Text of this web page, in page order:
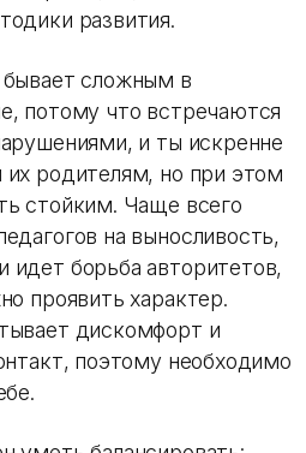
развития.
сложным в
потому что встречаются
и ты искренне
родителям, но при этом
стойким. Чаще всего
на выносливость,
борьба авторитетов,
проявить характер.
дискомфорт и
поэтому необходимо